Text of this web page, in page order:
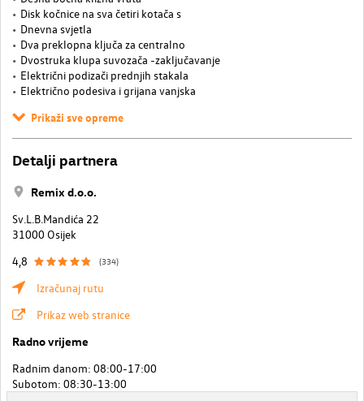
Disk kočnice na sva četiri kotača s
Dnevna svjetla
Dva preklopna ključa za centralno
Dvostruka klupa suvozača -zaključavanje
Električni podizači prednjih stakala
Električno podesiva i grijana vanjska
Prikaži sve opreme
Detalji partnera
Remix d.o.o.
Sv.L.B.Mandića 22
31000 Osijek
4,8
(334)
Izračunaj rutu
Prikaz web stranice
Radno vrijeme
Radnim danom: 08:00-17:00
Subotom: 08:30-13:00